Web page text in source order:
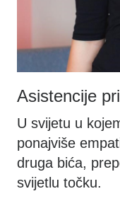
Asistencije
U svijetu u
ponajviše
druga bića,
svijetlu točku.